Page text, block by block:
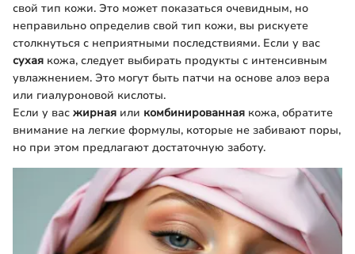
свой тип кожи. Это может показаться очевидным, но
неправильно определив свой тип кожи, вы рискуете
столкнуться с неприятными последствиями. Если у вас
сухая кожа, следует выбирать продукты с интенсивным
увлажнением. Это могут быть патчи на основе алоэ вера
или гиалуроновой кислоты.
Если у вас жирная или комбинированная кожа, обратите
внимание на легкие формулы, которые не забивают поры,
но при этом предлагают достаточную заботу.